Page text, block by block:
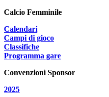
Calcio Femminile
Calendari
Campi di gioco
Classifiche
Programma gare
Convenzioni Sponsor
2025